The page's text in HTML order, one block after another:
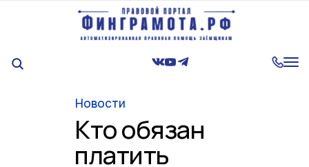
Новости
Кто обязан
платить